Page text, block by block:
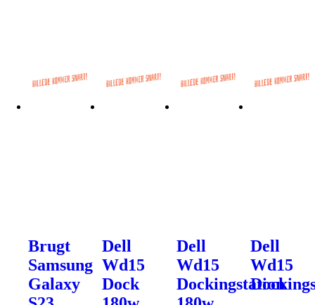
Brugt
Samsung
Galaxy
Dell
Wd15
Dock
Dell
Wd15
Dockingstation
Dell
Wd15